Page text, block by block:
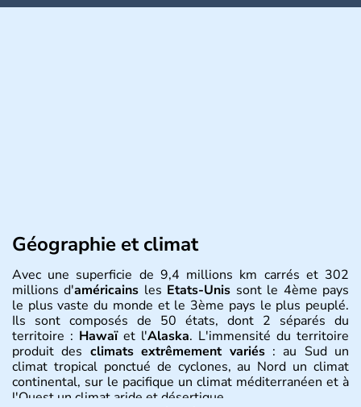
Géographie et climat
Avec une superficie de 9,4 millions km carrés et 302
millions d'américains les Etats-Unis sont le 4ème pays
le plus vaste du monde et le 3ème pays le plus peuplé.
Ils sont composés de 50 états, dont 2 séparés du
territoire : Hawaïet l'Alaska. L'immensité du territoire
produit des climats extrêmement variés: au Sud un
climat tropical ponctué de cyclones, au Nord un climat
continental, sur le pacifique un climat méditerranéen et à
l'Ouest un climat aride et désertique.